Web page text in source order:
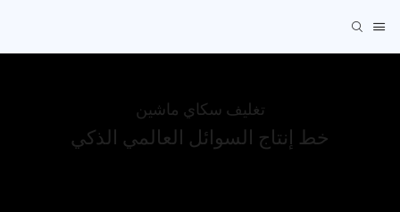
تغليف سكاي ماشين
خط إنتاج السوائل العالمي الذكي